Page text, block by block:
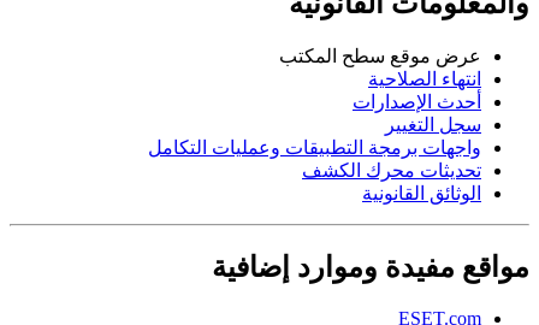
عرض موقع سطح المكتب
انتهاء الصلاحية
أحدث الإصدارات
سجل التغيير
واجهات برمجة التطبيقات وعمليات التكامل
تحديثات محرك الكشف
الوثائق القانونية
مواقع مفيدة وموارد إضافية
ESET.com